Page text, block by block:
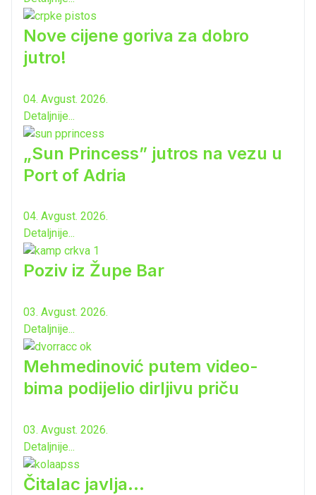
Nove cijene goriva za dobro
jutro!
04. Avgust. 2026.
Detaljnije...
„Sun Princess” jutros na vezu u
Port of Adria
04. Avgust. 2026.
Detaljnije...
Poziv iz Župe Bar
03. Avgust. 2026.
Detaljnije...
Mehmedinović putem video-
bima podijelio dirljivu priču
03. Avgust. 2026.
Detaljnije...
Čitalac javlja...